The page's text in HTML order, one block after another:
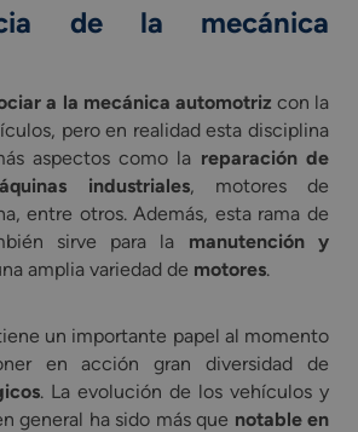
de la mecánica
a la mecánica automotriz con la
pero en realidad esta disciplina
aspectos como la reparación de
industriales, motores de
entre otros. Además, esta rama de
sirve para la manutención y
amplia variedad de motores.
un importante papel al momento
en acción gran diversidad de
. La evolución de los vehículos y
general ha sido más que notable en